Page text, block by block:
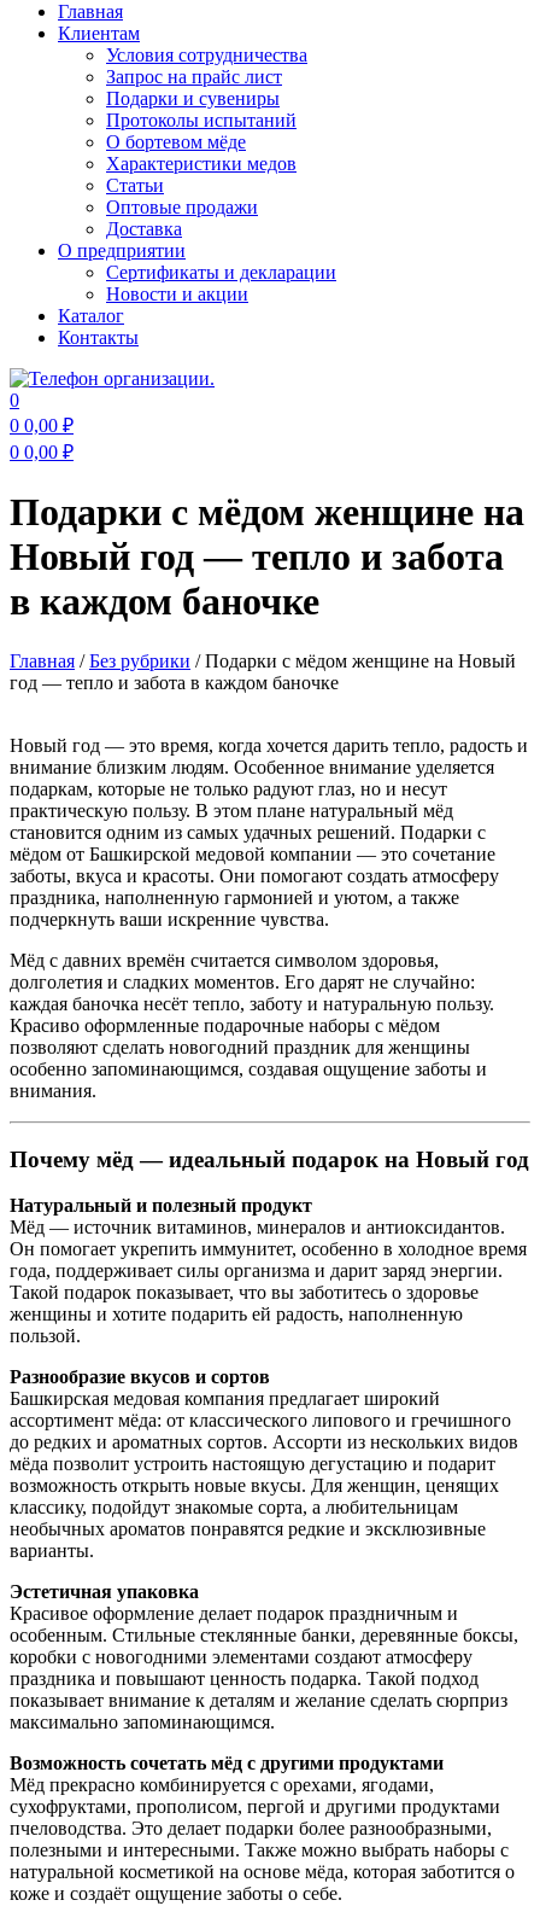
Главная
Клиентам
Условия сотрудничества
Запрос на прайс лист
Подарки и сувениры
Протоколы испытаний
О бортевом мёде
Характеристики медов
Статьи
Оптовые продажи
Доставка
О предприятии
Сертификаты и декларации
Новости и акции
Каталог
Контакты
0
0 0,00 ₽
0 0,00 ₽
Подарки с мёдом женщине на
Новый год — тепло и забота
в каждом баночке
Главная /Без рубрики /Подарки с мёдом женщине на Новый
год — тепло и забота в каждом баночке
Новый год — это время, когда хочется дарить тепло, радость и
внимание близким людям. Особенное внимание уделяется
подаркам, которые не только радуют глаз, но и несут
практическую пользу. В этом плане натуральный мёд
становится одним из самых удачных решений. Подарки с
мёдом от Башкирской медовой компании — это сочетание
заботы, вкуса и красоты. Они помогают создать атмосферу
праздника, наполненную гармонией и уютом, а также
подчеркнуть ваши искренние чувства.
Мёд с давних времён считается символом здоровья,
долголетия и сладких моментов. Его дарят не случайно:
каждая баночка несёт тепло, заботу и натуральную пользу.
Красиво оформленные подарочные наборы с мёдом
позволяют сделать новогодний праздник для женщины
особенно запоминающимся, создавая ощущение заботы и
внимания.
Почему мёд — идеальный подарок на Новый год
Натуральный и полезный продукт
Мёд — источник витаминов, минералов и антиоксидантов.
Он помогает укрепить иммунитет, особенно в холодное время
года, поддерживает силы организма и дарит заряд энергии.
Такой подарок показывает, что вы заботитесь о здоровье
женщины и хотите подарить ей радость, наполненную
пользой.
Разнообразие вкусов и сортов
Башкирская медовая компания предлагает широкий
ассортимент мёда: от классического липового и гречишного
до редких и ароматных сортов. Ассорти из нескольких видов
мёда позволит устроить настоящую дегустацию и подарит
возможность открыть новые вкусы. Для женщин, ценящих
классику, подойдут знакомые сорта, а любительницам
необычных ароматов понравятся редкие и эксклюзивные
варианты.
Эстетичная упаковка
Красивое оформление делает подарок праздничным и
особенным. Стильные стеклянные банки, деревянные боксы,
коробки с новогодними элементами создают атмосферу
праздника и повышают ценность подарка. Такой подход
показывает внимание к деталям и желание сделать сюрприз
максимально запоминающимся.
Возможность сочетать мёд с другими продуктами
Мёд прекрасно комбинируется с орехами, ягодами,
сухофруктами, прополисом, пергой и другими продуктами
пчеловодства. Это делает подарки более разнообразными,
полезными и интересными. Также можно выбрать наборы с
натуральной косметикой на основе мёда, которая заботится о
коже и создаёт ощущение заботы о себе.